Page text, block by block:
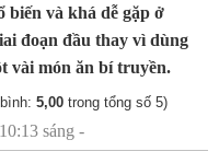
biến và khá dễ gặp ở
đoạn đầu thay vì dùng
vài món ăn bí truyền.
5,00 trong tổng số 5)
sáng -